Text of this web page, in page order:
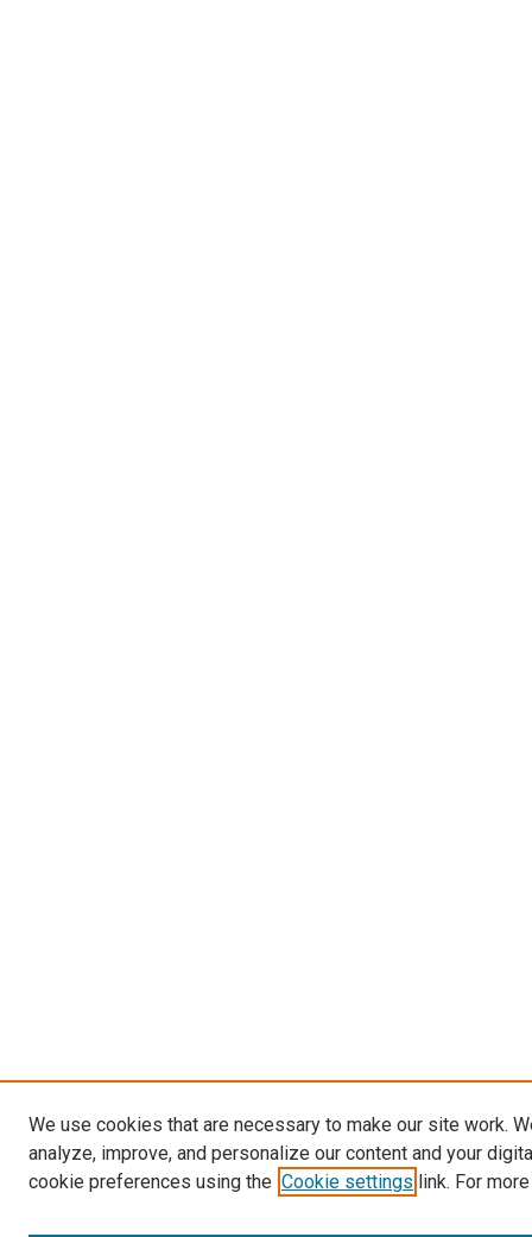
We use cookies that are necessary to make our site work.
analyze, improve, and personalize our content and your
cookie preferences using the Cookie settings link. For